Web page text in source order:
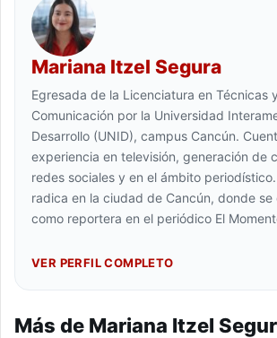
Mariana Itzel Segura
Egresada de la Licenciatura en Técnicas
Comunicación por la Universidad
Desarrollo (UNID), campus Cancún.
experiencia en televisión, generación de
redes sociales y en el ámbito
radica en la ciudad de Cancún, donde se
como reportera en el periódico El
VER PERFIL COMPLETO
Más de Mariana Itzel